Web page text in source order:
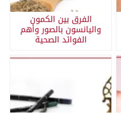
الفرق بين الكمون
واليانسون بالصور وأهم
الفوائد الصحية